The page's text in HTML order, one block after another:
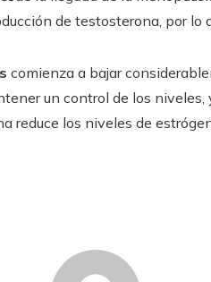
de testosterona, por lo
comienza a bajar
un control de los niveles,
reduce los niveles de